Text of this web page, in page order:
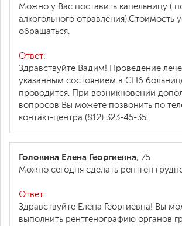
Можно у Вас поставить капельницу (
алкогольного отравления).Стоимость
обращаться.
Ответ:
Здравствуйте Вадим! Проведение
указанным состоянием в СПб
проводится. При возникновении
вопросов Вы можете позвонить по
контакт-центра (812) 323-45-35.
Головина Елена Георгиевна, 75
Можно сегодня сделать рентген
Ответ:
Здравствуйте Елена Георгиевна! Вы
выполнить рентгенографию органов